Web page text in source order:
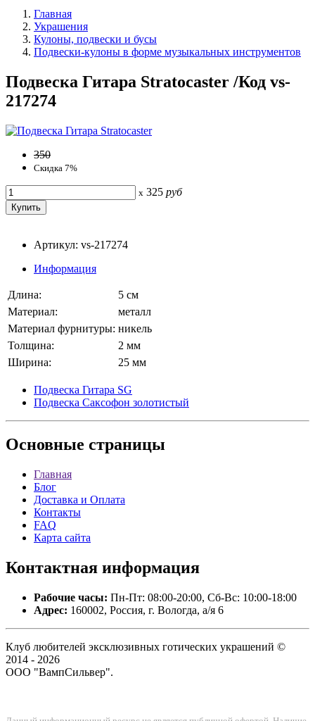
Главная
Украшения
Кулоны, подвески и бусы
Подвески-кулоны в форме музыкальных инструментов
Подвеска Гитара Stratocaster /Код vs-
217274
350
Скидка 7%
x 325 руб
Артикул: vs-217274
Информация
Длина:
5 см
Материал:
металл
Материал фурнитуры: никель
Толщина:
2 мм
Ширина:
25 мм
Подвеска Гитара SG
Подвеска Саксофон золотистый
Основные страницы
Главная
Блог
Доставка и Оплата
Контакты
FAQ
Карта сайта
Контактная информация
Рабочие часы: Пн-Пт: 08:00-20:00, Сб-Вс: 10:00-18:00
Адрес: 160002, Россия, г. Вологда, а/я 6
Клуб любителей эксклюзивных готических украшений ©
2014 - 2026
ООО "ВампСильвер".